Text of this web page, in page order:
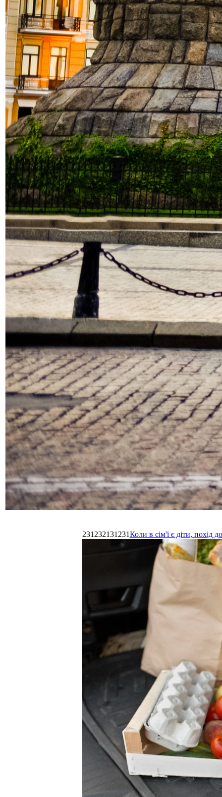
231232131231Коли в сім'ї є діти,